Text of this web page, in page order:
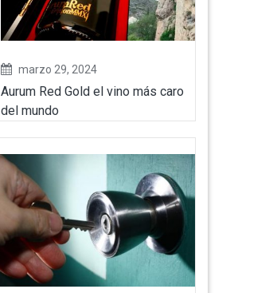
marzo 29, 2024
Aurum Red Gold el vino más caro
del mundo